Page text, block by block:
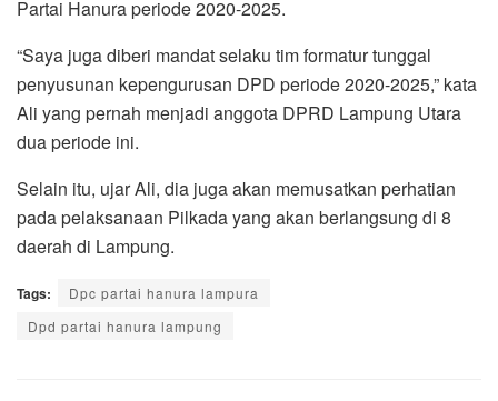
Partai Hanura periode 2020-2025.
“Saya juga diberi mandat selaku tim formatur tunggal
penyusunan kepengurusan DPD periode 2020-2025,” kata
Ali yang pernah menjadi anggota DPRD Lampung Utara
dua periode ini.
Selain itu, ujar Ali, dia juga akan memusatkan perhatian
pada pelaksanaan Pilkada yang akan berlangsung di 8
daerah di Lampung.
Tags:
Dpc partai hanura lampura
Dpd partai hanura lampung